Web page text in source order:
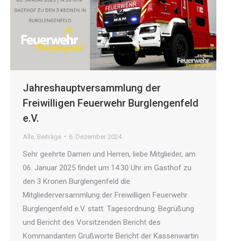
Jahreshauptversammlung der
Freiwilligen Feuerwehr Burglengenfeld
e.V.
Alle Beiträge 6. Dezember 2024
Sehr geehrte Damen und Herren, liebe Mitglieder, am
06. Januar 2025 findet um 14:30 Uhr im Gasthof zu
den 3 Kronen Burglengenfeld die
Mitgliederversammlung der Freiwilligen Feuerwehr
Burglengenfeld e.V. statt. Tagesordnung: Begrüßung
und Bericht des Vorsitzenden Bericht des
Kommandanten Grußworte Bericht der Kassenwartin